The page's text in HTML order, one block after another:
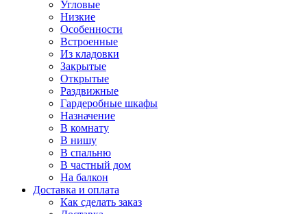
Угловые
Низкие
Особенности
Встроенные
Из кладовки
Закрытые
Открытые
Раздвижные
Гардеробные шкафы
Назначение
В комнату
В нишу
В спальню
В частный дом
На балкон
Доставка и оплата
Как сделать заказ